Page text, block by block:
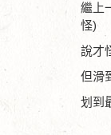
繼上
怪)
說才
但滑
划到